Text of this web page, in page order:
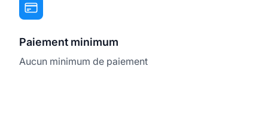
Paiement minimum
Aucun minimum de paiement